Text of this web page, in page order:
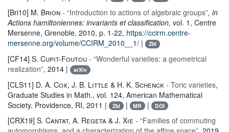
[Bri10] M. Brion - “Introduction to actions of algebraic groups”, in
Actions hamiltoniennes: invariants et classification, vol. 1 , Centre
Mersenne, Grenoble, 2010, p. 1-22, https://ccirm.centre-
mersenne.org/volume/CCIRM_2010__1/ | Zbl
[CF14] S. Cupit-Foutou - “Wonderful varieties: a geometrical
realization”, 2014 | arXiv
[CLS11] D. A. Cox, J. B. Little & H. K. Schenck - Toric varieties,
Graduate Studies in Math., vol. 124, American Mathematical
Society, Providence, RI, 2011 |
Zbl | MR | DOI
[CRX19] S. Cantat, A. Regeta & J. Xie - “Families of commuting